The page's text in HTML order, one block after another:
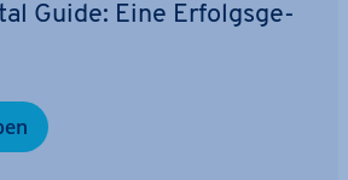
Guide: Eine Er­folgs­ge­